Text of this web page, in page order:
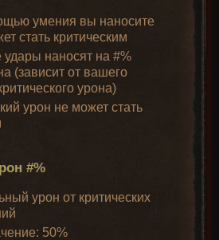
умения вы наносите
стать критическим
удары наносят на #%
(зависит от вашего
урона)
урон не может стать
#%
урон от критических
50%